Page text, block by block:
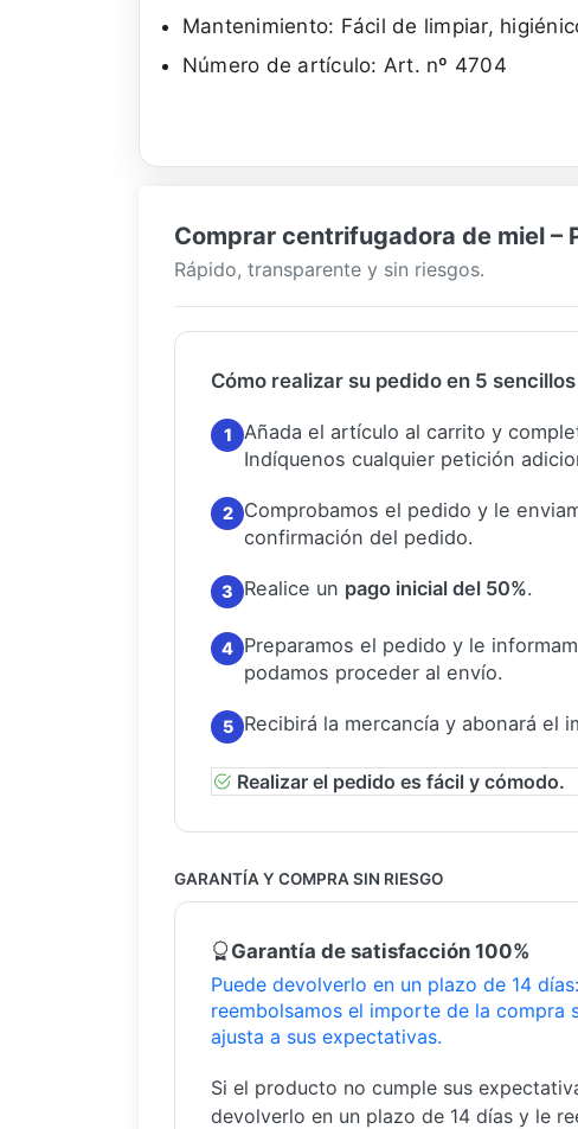
Mantenimiento: Fácil de limpiar,
Número de artículo: Art. nº 4704
Comprar centrifugadora de miel –
Rápido, transparente y sin riesgos.
Cómo realizar su pedido en 5
1
Añada el artículo al carrito y
Indíquenos cualquier petición
2
Comprobamos el pedido y le
confirmación del pedido.
3 Realice un pago inicial del 50%.
4 Preparamos el pedido y le
podamos proceder al envío.
5 Recibirá la mercancía y abonará el
Realizar el pedido es fácil y cómodo.
GARANTÍA Y COMPRA SIN RIESGO
Garantía de satisfacción 100%
Puede devolverlo en un plazo de 14
reembolsamos el importe de la compra
ajusta a sus expectativas.
Si el producto no cumple sus
devolverlo en un plazo de 14 días y le